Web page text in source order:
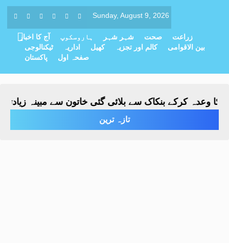
Sunday, August 9, 2026
آج کا اخبار ہاروسکوپ شہر شہر صحت
زراعت
ٹیکنالوجی
اداریہ کھیل کالم اور تجزیہ
بین الاقوامی
پاکستان
صفحہ اول
کرکے بنکاک سے بلائی گئی خاتون سے مبینہ زیادتی، ملزم
تازہ ترین